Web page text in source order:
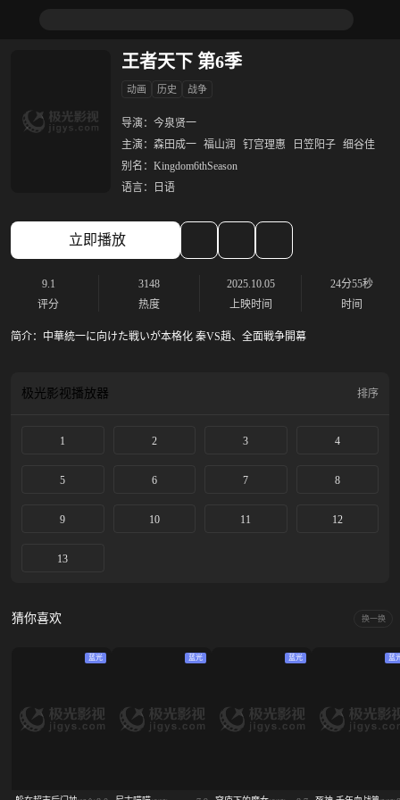
王者天下 第6季
动画 历史 战争
导演： 今泉贤一
主演： 森田成一 福山润 钉宫理惠 日笠阳子 细谷佳
别名： Kingdom6thSeason
语言：
日语
立即播放
9.1
评分
3148
热度
2025.10.05
上映时间
24分55秒
时间
简介： 中華統一に向けた戦いが本格化 秦VS趙、全面戦争開幕
极光影视播放器 排序
1 2 3 4
5 6 7 8
9 10 11 12
13
猜你喜欢 换一换
蓝光 蓝光 蓝光 蓝